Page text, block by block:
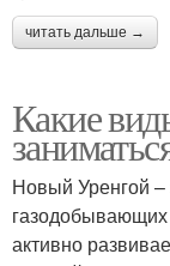
читать дальше →
Какие
Новый Уренгой –
газодобывающих
активно